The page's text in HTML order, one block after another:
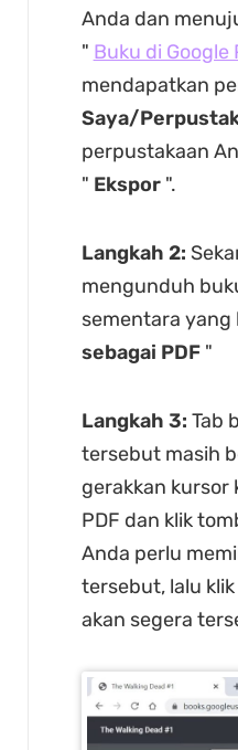
Anda dan
" Buku di Google
mendapatkan
Saya/
perpustakaan
" Ekspor".
Langkah 2:
mengunduh
sementara yang
sebagai PDF"
Langkah 3: Tab
tersebut masih
gerakkan kursor
PDF dan klik
Anda perlu
tersebut, lalu klik
akan segera